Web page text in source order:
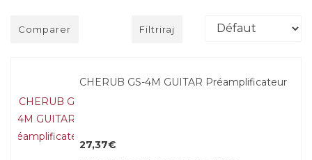
Comparer Filtriraj
CHERUB GS-4M GUITAR Préamplificateur
27,37€